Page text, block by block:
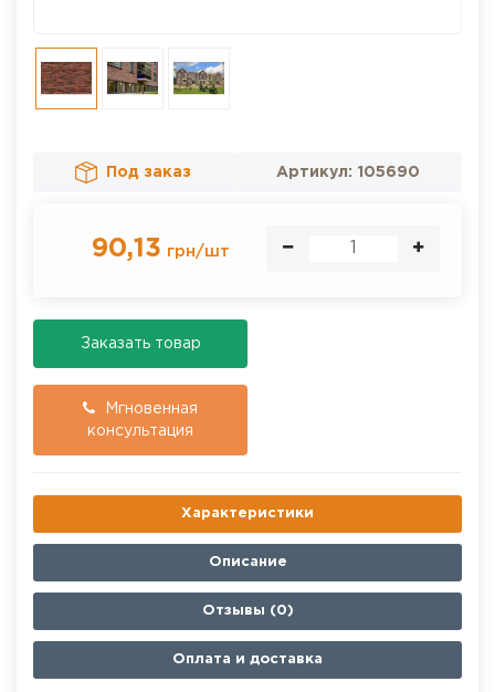
Под заказ Артикул: 105690
90,13 грн/шт
Заказать товар
Мгновенная
консультация
Характеристики
Описание
Отзывы (0)
Оплата и доставка